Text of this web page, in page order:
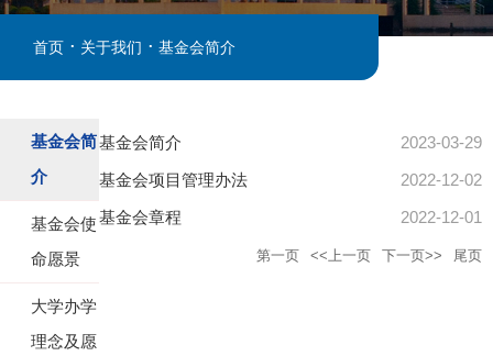
首页 . 关于我们 . 基金会简介
基金会简
介
基金会使
命愿景
大学办学
理念及愿
2023-03-29
基金会简介
2022-12-02
基金会项目管理办法
2022-12-01
基金会章程
第一页 <<上一页 下一页>> 尾页